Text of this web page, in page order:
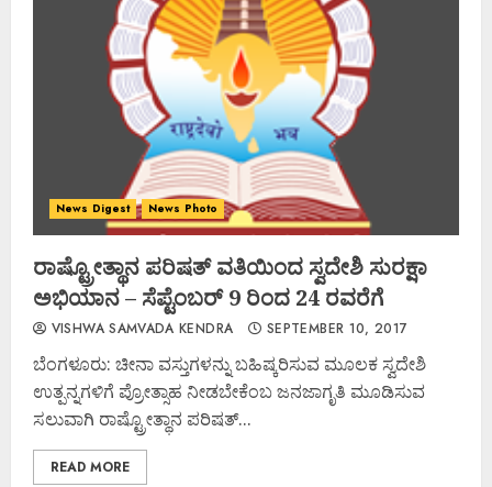
News Digest News Photo
ರಾಷ್ಟ್ರೋತ್ಥಾನ ಪರಿಷತ್ ವತಿಯಿಂದ ಸ್ವದೇಶಿ ಸುರಕ್ಷಾ
ಅಭಿಯಾನ – ಸೆಪ್ಟೆಂಬರ್ 9 ರಿಂದ 24 ರವರೆಗೆ
VISHWA SAMVADA KENDRA SEPTEMBER 10, 2017
ಬೆಂಗಳೂರು: ಚೀನಾ ವಸ್ತುಗಳನ್ನು ಬಹಿಷ್ಕರಿಸುವ ಮೂಲಕ ಸ್ವದೇಶಿ
ಉತ್ಪನ್ನಗಳಿಗೆ ಪ್ರೋತ್ಸಾಹ ನೀಡಬೇಕೆಂಬ ಜನಜಾಗೃತಿ ಮೂಡಿಸುವ
ಸಲುವಾಗಿ ರಾಷ್ಟ್ರೋತ್ಥಾನ ಪರಿಷತ್...
READ MORE